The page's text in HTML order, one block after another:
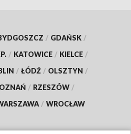
/ GDAŃSK /
/ KATOWICE / KIELCE /
/ ŁÓDŹ / OLSZTYN /
/ RZESZÓW /
/ WROCŁAW